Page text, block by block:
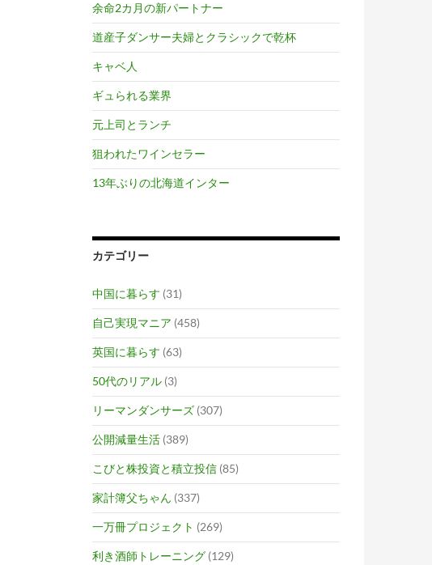
余命2カ月の新パートナー
道産子ダンサー夫婦とクラシックで乾杯
キャベ人
ギュられる業界
元上司とランチ
狙われたワインセラー
13年ぶりの北海道インター
カテゴリー
中国に暮らす (31)
自己実現マニア (458)
英国に暮らす (63)
50代のリアル (3)
リーマンダンサーズ (307)
公開減量生活 (389)
こびと株投資と積立投信 (85)
家計簿父ちゃん (337)
一万冊プロジェクト (269)
利き酒師トレーニング (129)